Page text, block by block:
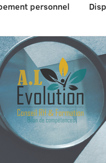
personnel